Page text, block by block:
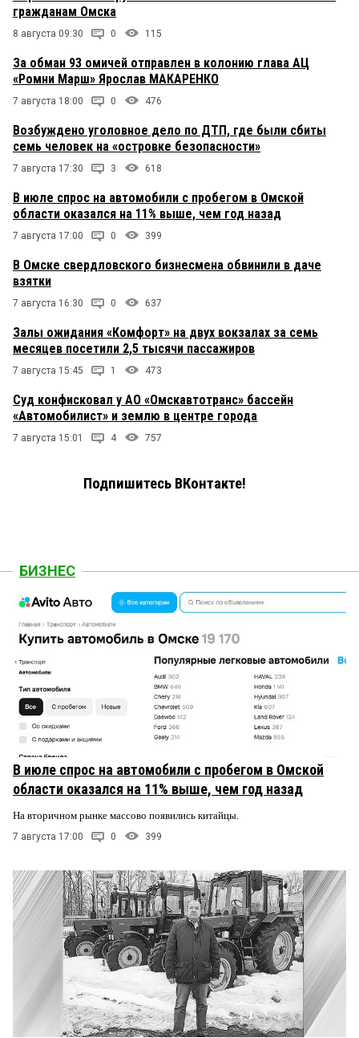
гражданам Омска
8 августа 09:30 0 115
За обман 93 омичей отправлен в колонию глава АЦ
«Ромни Марш» Ярослав МАКАРЕНКО
7 августа 18:00 0 476
Возбуждено уголовное дело по ДТП, где были сбиты
семь человек на «островке безопасности»
7 августа 17:30 3 618
В июле спрос на автомобили с пробегом в Омской
области оказался на 11% выше, чем год назад
7 августа 17:00 0 399
В Омске свердловского бизнесмена обвинили в даче
взятки
7 августа 16:30 0 637
Залы ожидания «Комфорт» на двух вокзалах за семь
месяцев посетили 2,5 тысячи пассажиров
7 августа 15:45 1 473
Суд конфисковал у АО «Омскавтотранс» бассейн
«Автомобилист» и землю в центре города
7 августа 15:01 4 757
Подпишитесь ВКонтакте!
БИЗНЕС
В июле спрос на автомобили с пробегом в Омской
области оказался на 11% выше, чем год назад
На вторичном рынке массово появились китайцы.
7 августа 17:00 0 399